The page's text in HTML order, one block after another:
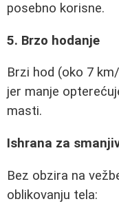
posebno korisne.
5. Brzo hodanje
Brzi hod (oko 7
jer manje
masti.
Ishrana za
Bez obzira na
oblikovanju tela: